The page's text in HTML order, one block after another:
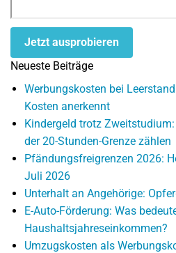
Jetzt ausprobieren
Neueste Beiträge
Werbungskosten bei
Kosten anerkennt
Kindergeld trotz
der 20-Stunden-Grenze zählen
Pfändungsfreigrenzen 2026:
Juli 2026
Unterhalt an Angehörige:
E-Auto-Förderung: Was
Haushaltsjahreseinkommen?
Umzugskosten als